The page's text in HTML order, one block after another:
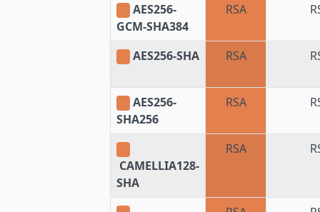
AES256-
GCM-SHA384
RSA
AES256-SHA RSA
AES256-
SHA256
RSA
CAMELLIA128-
SHA
RSA